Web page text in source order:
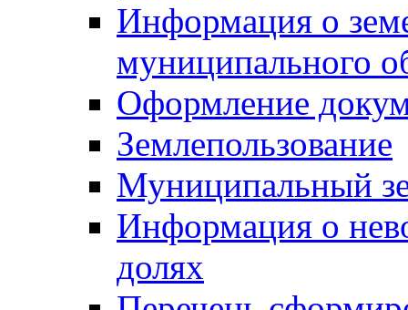
Информация о
муниципального
Оформление
Землепользование
Муниципальный
Информация о
долях